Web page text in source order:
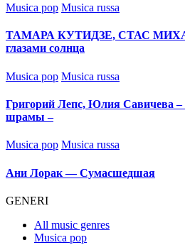
Posted
Musica pop Musica russa
ТАМАРА КУТИДЗЕ, СТАС
глазами солнца
Posted
Musica pop Musica russa
Григорий Лепс, Юлия Савичева –
шрамы –
Posted
Musica pop Musica russa
Ани Лорак — Сумасшедшая
GENERI
All music genres
Musica pop